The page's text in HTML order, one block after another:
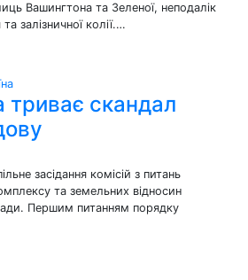
Вашингтона та Зеленої, неподалік
залізничної колії.…
триває скандал
засідання комісій з питань
та земельних відносин
Першим питанням порядку